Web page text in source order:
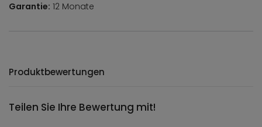
Garantie: 12 Monate
Produktbewertungen
Teilen Sie Ihre Bewertung mit!